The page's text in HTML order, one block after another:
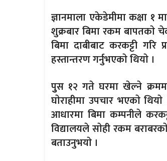
ज्ञानमाला एकेडेमीमा कक्षा १
शुक्रबार बिमा रकम बापतकाे
बिमा दाबीबाट करकट्टी
हस्तान्तरण गर्नुभएकाे थियाे ।
पुुस १२ गते घरमा खेल्ने क्रममा
घाेराहीमा उपचार भएकाे
आधारमा बिमा कम्पनीले
विद्यालयले साेही रकम
बताउनुभयाे ।